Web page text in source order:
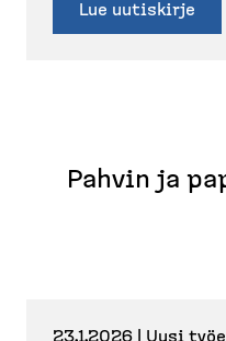
Lue uutiskirje
Pahvin ja
23.1.2026 | Uusi